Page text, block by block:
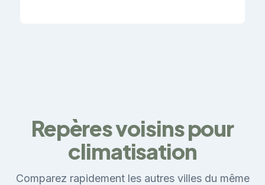
Repères voisins pour
climatisation
Comparez rapidement les autres villes du même